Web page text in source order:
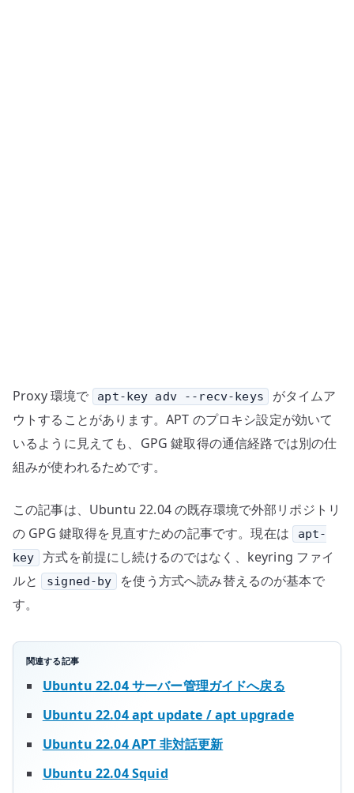
を
切
り
分
の
Proxy 環境で apt-key adv --recv-keys
がタイムア
ウトすることがあります。APT のプロキシ設定が効いて
いるように見えても、GPG 鍵取得の通信経路では別の仕
組みが使われるためです。
この記事は、Ubuntu 22.04 の既存環境で外部リポジトリ
の GPG 鍵取得を見直すための記事です。現在は
apt-
key
方式を前提にし続けるのではなく、keyring ファイ
ルと
signed-by
を使う方式へ読み替えるのが基本で
す。
関連する記事
Ubuntu 22.04 サーバー管理ガイドへ戻る
Ubuntu 22.04 apt update / apt upgrade
Ubuntu 22.04 APT 非対話更新
Ubuntu 22.04 Squid